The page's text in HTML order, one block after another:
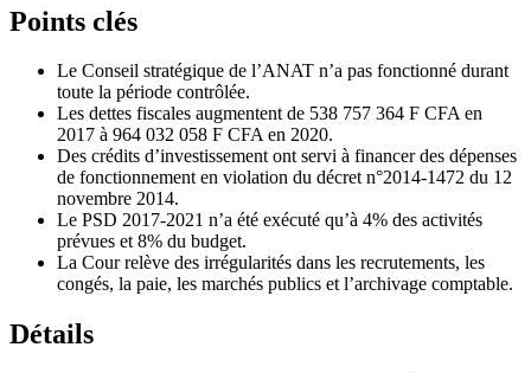
Points clés
Le Conseil stratégique de l’ANAT n’a pas fonctionné durant
toute la période contrôlée.
Les dettes fiscales augmentent de 538 757 364 F CFA en
2017 à 964 032 058 F CFA en 2020.
Des crédits d’investissement ont servi à financer des dépenses
de fonctionnement en violation du décret n°2014-1472 du 12
novembre 2014.
Le PSD 2017-2021 n’a été exécuté qu’à 4% des activités
prévues et 8% du budget.
La Cour relève des irrégularités dans les recrutements, les
congés, la paie, les marchés publics et l’archivage comptable.
Détails